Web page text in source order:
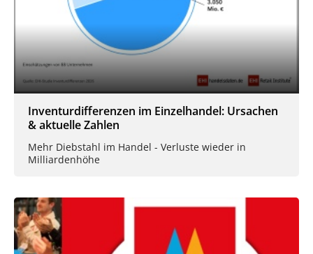
Inventurdifferenzen im Einzelhandel: Ursachen
& aktuelle Zahlen
Mehr Diebstahl im Handel - Verluste wieder in
Milliardenhöhe